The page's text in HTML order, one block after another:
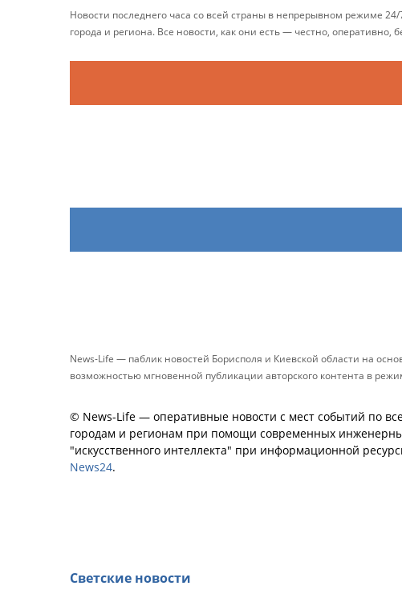
Новости последнего часа со всей страны в непрерывном режиме
города и региона. Все новости, как они есть — честно, оперативно,
News-Life — паблик новостей Борисполя и Киевской области на
возможностью мгновенной публикации авторского контента в
© News-Life — оперативные новости с мест событий по
городам и регионам при помощи современных
"искусственного интеллекта" при информационной
News24.
Светские новости